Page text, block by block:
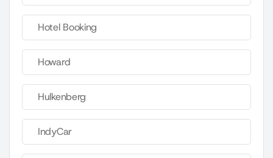
Hotel Booking
Howard
Hulkenberg
IndyCar